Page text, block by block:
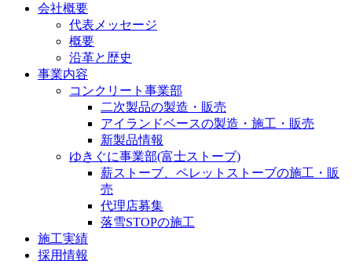
会社概要
代表メッセージ
概要
沿革と歴史
事業内容
コンクリート事業部
二次製品の製造・販売
アイランドベースの製造・施工・販売
新製品情報
ゆきぐに事業部(富士ストーブ)
薪ストーブ、ペレットストーブの施工・販
売
代理店募集
落雪STOPの施工
施工実績
採用情報